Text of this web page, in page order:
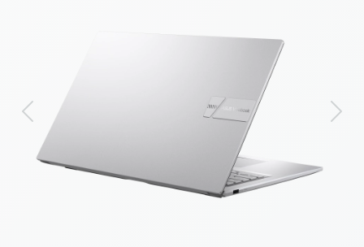
Previous Next